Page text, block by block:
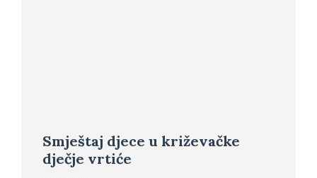
Smještaj djece u križevačke
dječje vrtiće